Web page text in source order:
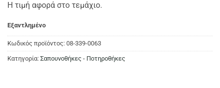
Η τιμή αφορά στο τεμάχιο.
Εξαντλημένο
Κωδικός προϊόντος: 08-339-0063
Κατηγορία: Σαπουνοθήκες - Ποτηροθήκες